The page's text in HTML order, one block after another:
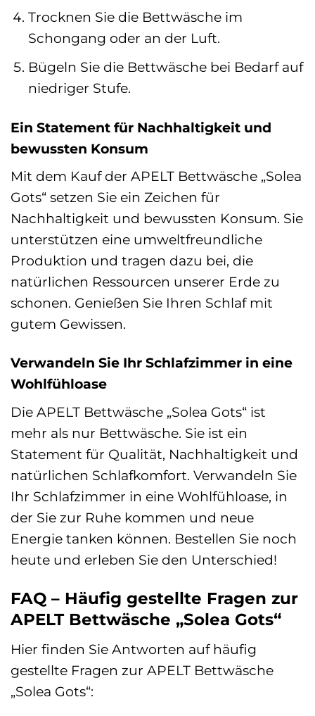
Trocknen Sie die Bettwäsche im
Schongang oder an der Luft.
Bügeln Sie die Bettwäsche bei Bedarf auf
niedriger Stufe.
Ein Statement für Nachhaltigkeit und
bewussten Konsum
Mit dem Kauf der APELT Bettwäsche „Solea
Gots“ setzen Sie ein Zeichen für
Nachhaltigkeit und bewussten Konsum. Sie
unterstützen eine umweltfreundliche
Produktion und tragen dazu bei, die
natürlichen Ressourcen unserer Erde zu
schonen. Genießen Sie Ihren Schlaf mit
gutem Gewissen.
Verwandeln Sie Ihr Schlafzimmer in eine
Wohlfühloase
Die APELT Bettwäsche „Solea Gots“ ist
mehr als nur Bettwäsche. Sie ist ein
Statement für Qualität, Nachhaltigkeit und
natürlichen Schlafkomfort. Verwandeln Sie
Ihr Schlafzimmer in eine Wohlfühloase, in
der Sie zur Ruhe kommen und neue
Energie tanken können. Bestellen Sie noch
heute und erleben Sie den Unterschied!
FAQ – Häufig gestellte Fragen zur
APELT Bettwäsche „Solea Gots“
Hier finden Sie Antworten auf häufig
gestellte Fragen zur APELT Bettwäsche
„Solea Gots“: